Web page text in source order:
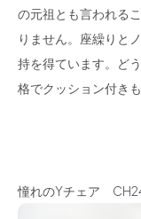
の元祖とも言われる
りません。座繰りと
持を得ています。ど
格でクッション付きも
憧れのYチェア